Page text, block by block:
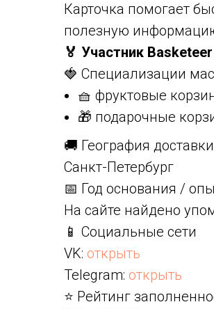
Карточка помогает
полезную
🏅 Участник
🍓 Специализации
🧺 фруктовые
🎁 подарочные
🚚 География доставки
Санкт-Петербург
📅 Год основания /
На сайте найдено
📱 Социальные сети
VK: открыть
Telegram: открыть
⭐ Рейтинг